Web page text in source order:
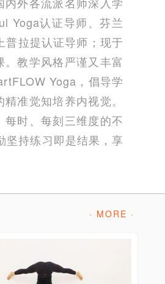
Yoga认证导师、芬兰
拉提认证导师；现于
教学风格严谨又丰富
Yoga，倡导学
准觉知培养内视觉。
时、每刻三维度的不
持练习即是结果，享
· MORE ·